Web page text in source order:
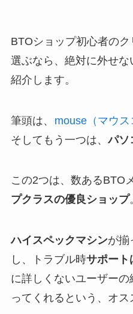
BTOショップ初心者の
選ぶなら、絶対に外せ
紹介します。
筆頭は、 mouse（マウス
そしてもう一つは、パソ
この2つは、数あるBTO
プクラスの優良ショップ
ハイスペックマシンが揃
し、トラブル時サポート
に詳しくないユーザー
ってくれるという、オス